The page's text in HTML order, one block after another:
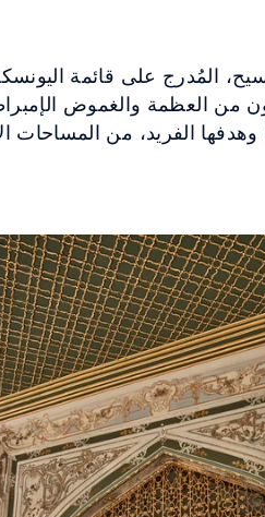
المُدرج على قائمة
العظمة والغموض
الفريد، من المساحات